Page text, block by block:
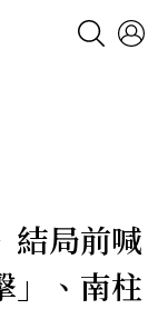
結局前喊
」、南柱